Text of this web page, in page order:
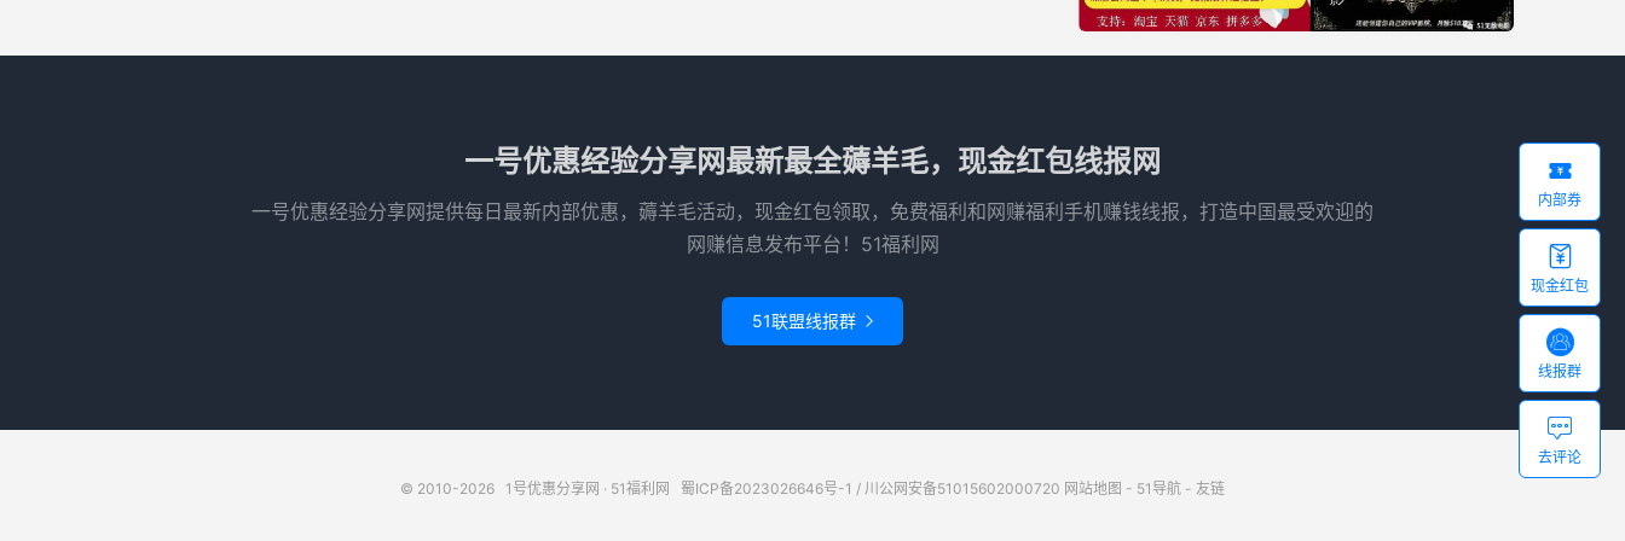
一号优惠经验分享网最新最全薅羊毛，现金红包线报网
一号优惠经验分享网提供每日最新内部优惠，薅羊毛活动，现金红包领取，免费福利和网赚福利手机赚钱线报，打造中国最受欢迎的
网赚信息发布平台！51福利网
51联盟线报群 
© 2010-2026 1号优惠分享网 · 51福利网 蜀ICP备2023026646号-1 / 川公网安备51015602000720 网站地图 - 51导航 - 友链

内部券

现金红包

线报群

去评论